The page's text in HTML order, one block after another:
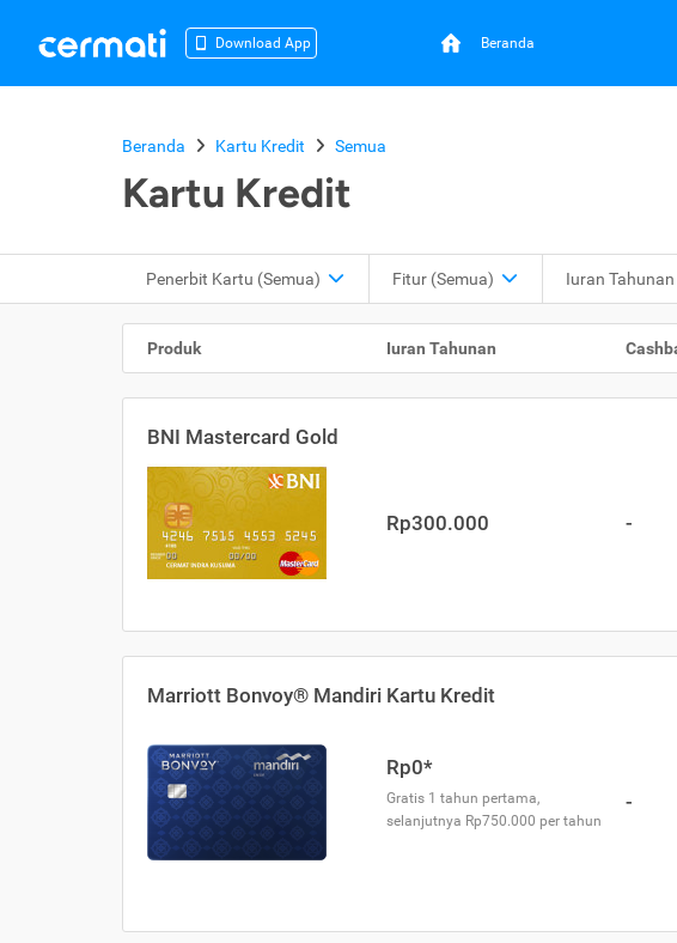
Download App Beranda
Beranda Kartu Kredit Semua
Kartu Kredit
Penerbit Kartu (Semua) Fitur (Semua) Iuran Tahunan
Produk Iuran Tahunan
BNI Mastercard Gold
Rp300.000 -
Marriott Bonvoy® Mandiri Kartu Kredit
Rp0*
Gratis 1 tahun pertama,
selanjutnya Rp750.000 per tahun
-